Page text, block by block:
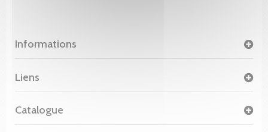
Informations
Liens
Catalogue